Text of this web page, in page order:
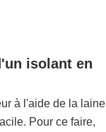
isolant en
à l'aide de la laine
Pour ce faire,